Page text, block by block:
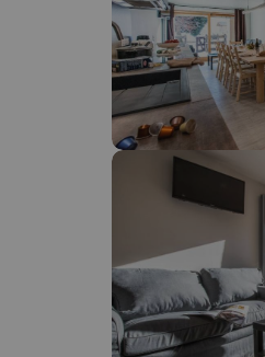
Ops, non
Sembra che